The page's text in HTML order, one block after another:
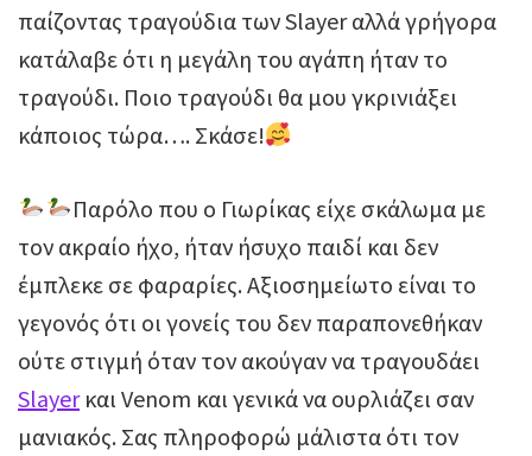
παίζοντας τραγούδια των Slayer αλλά γρήγορα
κατάλαβε ότι η μεγάλη του αγάπη ήταν το
τραγούδι. Ποιο τραγούδι θα μου γκρινιάξει
κάποιος τώρα…. Σκάσε!
Παρόλο που ο Γιωρίκας είχε σκάλωμα με
τον ακραίο ήχο, ήταν ήσυχο παιδί και δεν
έμπλεκε σε φαραρίες. Αξιοσημείωτο είναι το
γεγονός ότι οι γονείς του δεν παραπονεθήκαν
ούτε στιγμή όταν τον ακούγαν να τραγουδάει
Slayerκαι Venom και γενικά να ουρλιάζει σαν
μανιακός. Σας πληροφορώ μάλιστα ότι τον